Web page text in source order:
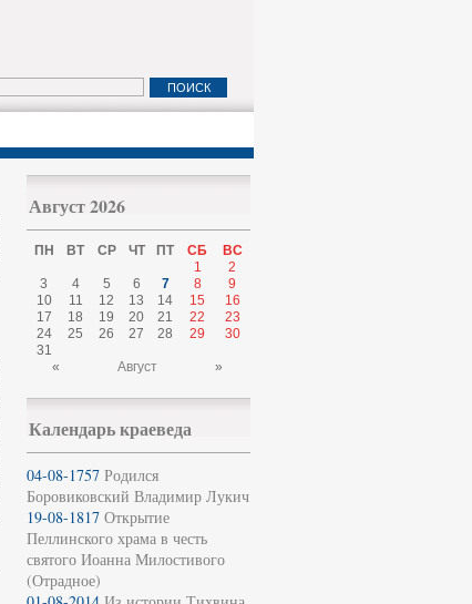
Август 2026
ПН ВТ СР ЧТ ПТ СБ
ВС
1
2
3
4 5 6 7 8
9
10
11 12 13 14 15
16
17
18 19 20 21 22
23
24
25 26 27 28 29
30
31
«
Август »
Календарь краеведа
04-08-1757 Родился
Боровиковский Владимир Лукич
19-08-1817 Открытие
Пеллинского храма в честь
святого Иоанна Милостивого
(Отрадное)